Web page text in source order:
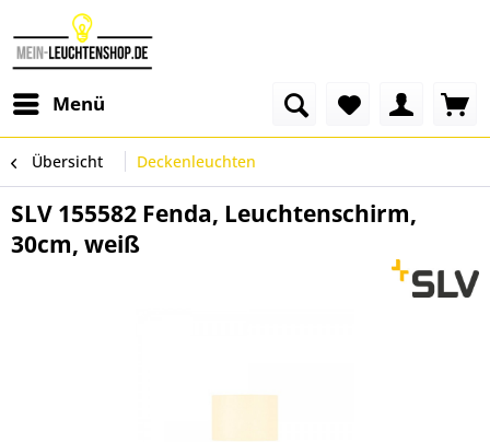
Menü
Übersicht Deckenleuchten
SLV 155582 Fenda, Leuchtenschirm,
30cm, weiß